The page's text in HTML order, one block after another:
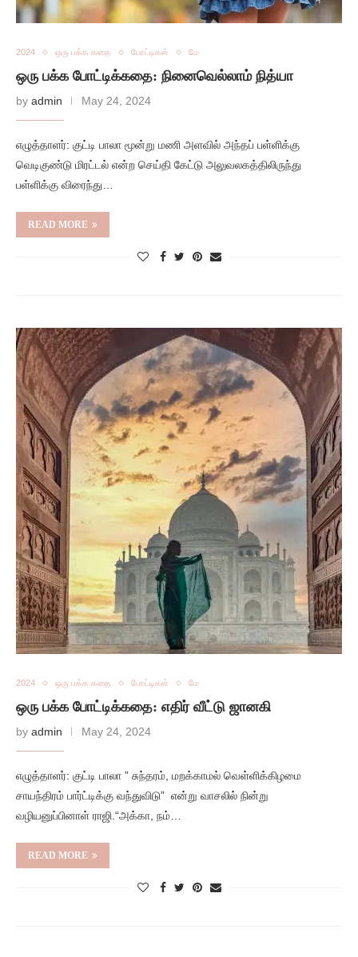
2024 ஒரு பக்க கதை போட்டிகள் மே
ஒரு பக்க போட்டிக்கதை: நினைவெல்லாம் நித்யா
by admin May 24, 2024
எழுத்தாளர்: குட்டி பாலா மூன்று மணி அளவில் அந்தப் பள்ளிக்கு
வெடிகுண்டு மிரட்டல் என்ற செய்தி கேட்டு அலுவலகத்திலிருந்து
பள்ளிக்கு விரைந்து…
READ MORE
2024 ஒரு பக்க கதை போட்டிகள் மே
ஒரு பக்க போட்டிக்கதை: எதிர் வீட்டு ஜானகி
by admin May 24, 2024
எழுத்தாளர்: குட்டி பாலா ” சுந்தரம், மறக்காமல் வெள்ளிக்கிழமை
சாயந்திரம் பார்ட்டிக்கு வந்துவிடு” என்று வாசலில் நின்று
வழியனுப்பினாள் ராஜி.“அக்கா, நம்…
READ MORE